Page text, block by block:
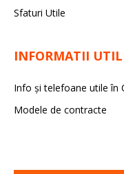
Sfaturi Utile
INFORMATII
Info și telefoane utile în
Modele de contracte